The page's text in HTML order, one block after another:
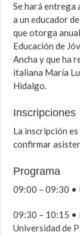
Se hará entrega
a un educador
que otorga
Educación de
Ancha y que ha
italiana María
Hidalgo.
Inscripciones
La inscripción
confirmar
Programa
09:00 – 09:30 •
09:30 – 10:15 •
Universidad de